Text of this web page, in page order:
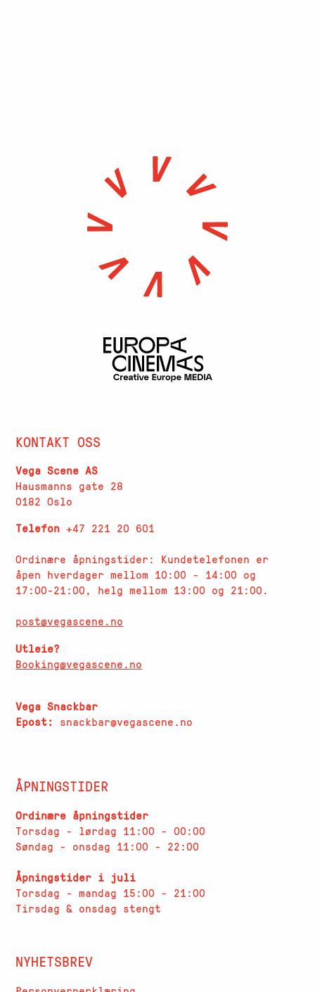
KONTAKT OSS
Vega Scene AS
Hausmanns gate 28
0182 Oslo
Telefon+47 221 20 601
Ordinære åpningstider: Kundetelefonen er
åpen hverdager mellom 10:00 - 14:00 og
17:00-21:00, helg mellom 13:00 og 21:00.
post@vegascene.no
Utleie?
Booking@vegascene.no
Vega Snackbar
Epost: snackbar@vegascene.no
ÅPNINGSTIDER
Ordinære åpningstider
Torsdag - lørdag 11:00 - 00:00
Søndag - onsdag 11:00 - 22:00
Åpningstider i juli
Torsdag - mandag 15:00 - 21:00
Tirsdag & onsdag stengt
NYHETSBREV